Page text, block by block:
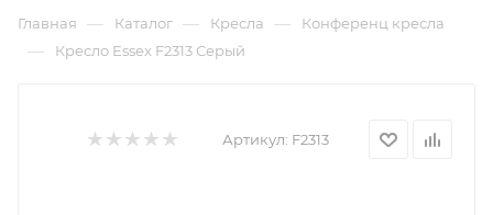
Главная — Каталог — Кресла — Конференц кресла
— Кресло Essex F2313 Серый
Артикул: F2313